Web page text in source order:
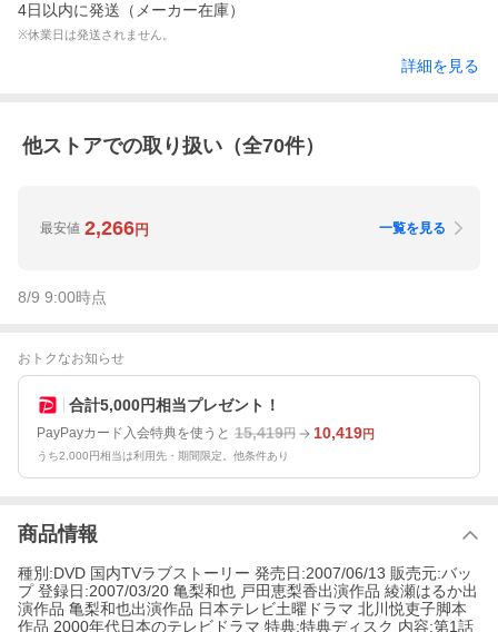
4日以内に発送（メーカー在庫）
※休業日は発送されません。
詳細を見る
他ストアでの取り扱い（全70件）
最安値 2,266円 一覧を見る
8/9 9:00時点
おトクなお知らせ
合計5,000円相当プレゼント！
PayPayカード入会特典を使うと 15,419円 10,419円
うち2,000円相当は利用先・期間限定。他条件あり
商品情報
種別:DVD 国内TVラブストーリー 発売日:2007/06/13 販売元:バッ
プ 登録日:2007/03/20 亀梨和也 戸田恵梨香出演作品 綾瀬はるか出
演作品 亀梨和也出演作品 日本テレビ土曜ドラマ 北川悦吏子脚本
作品 2000年代日本のテレビドラマ 特典:特典ディスク 内容:第1話